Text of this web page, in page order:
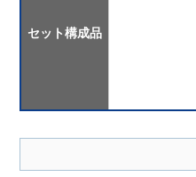
セット構成品